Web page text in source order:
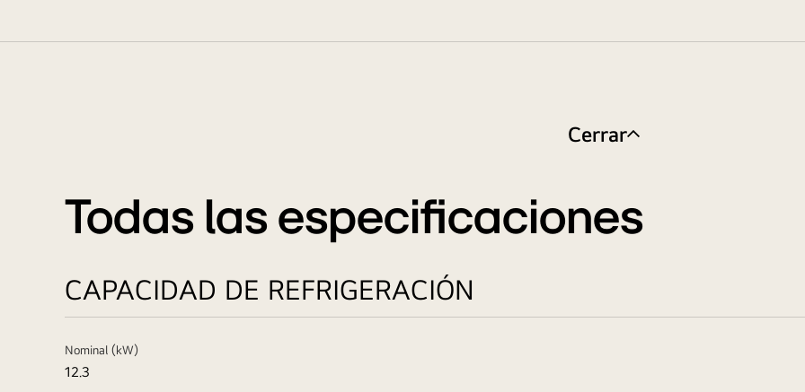
Cerrar
Todas las especificaciones
CAPACIDAD DE REFRIGERACIÓN
Nominal (kW)
12.3